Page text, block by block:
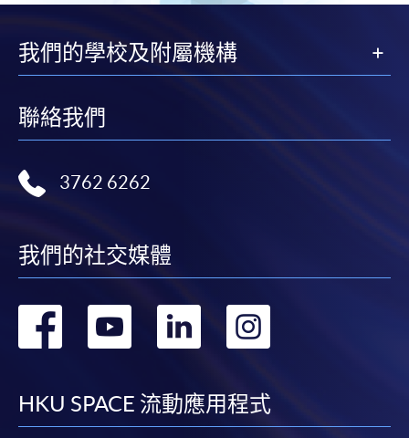
我們的學校及附屬機構
聯絡我們
3762 6262
我們的社交媒體
轉
facebook
轉
youtube
轉
linkedin
轉
HKU SPACE 流動應用程式